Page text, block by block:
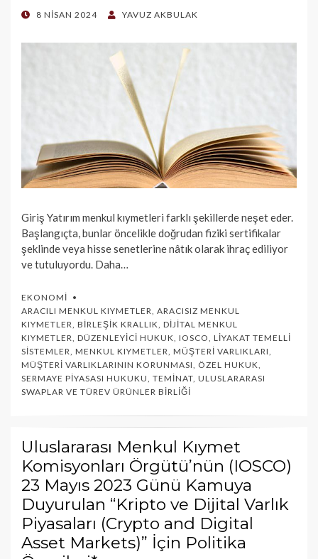
POSTED
8 NISAN 2024 YAVUZ AKBULAK
Giriş Yatırım menkul kıymetleri farklı şekillerde neşet eder.
Başlangıçta, bunlar öncelikle doğrudan fiziki sertifikalar
şeklinde veya hisse senetlerine nâtık olarak ihraç ediliyor
ve tutuluyordu. Daha…
EKONOMI
ARACILI MENKUL KIYMETLER, ARACISIZ MENKUL
KIYMETLER, BIRLEŞIK KRALLIK, DIJITAL MENKUL
KIYMETLER, DÜZENLEYICI HUKUK, IOSCO, LIYAKAT TEMELLI
SISTEMLER, MENKUL KIYMETLER, MÜŞTERI VARLIKLARI,
MÜŞTERI VARLIKLARININ KORUNMASI, ÖZEL HUKUK,
SERMAYE PIYASASI HUKUKU, TEMINAT, ULUSLARARASI
SWAPLAR VE TÜREV ÜRÜNLER BIRLIĞI
Uluslararası Menkul Kıymet
Komisyonları Örgütü’nün (IOSCO)
23 Mayıs 2023 Günü Kamuya
Duyurulan “Kripto ve Dijital Varlık
Piyasaları (Crypto and Digital
Asset Markets)” İçin Politika